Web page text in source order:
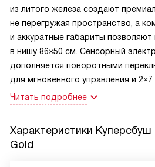
из литого железа создают
не перегружая пространство, а
и аккуратные габариты
в нишу 86×50 см. Сенсорный
дополняется поворотными
для мгновенного управления и
Читать подробнее
Характеристики Куперсбуш
Gold